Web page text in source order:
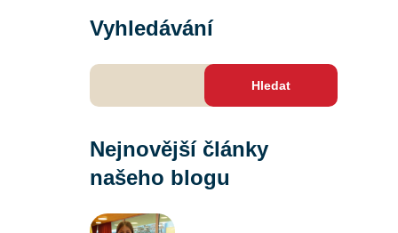
Vyhledávání
Nejnovější články
našeho blogu